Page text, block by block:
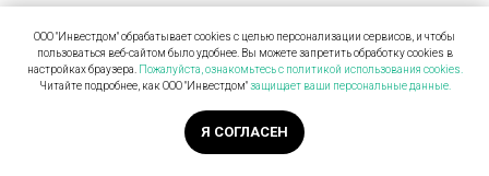
согласие на обработку персональных данных
ОТПРАВИТЬ
ООО "Инвестдом" обрабатывает cookies с целью персонализации сервисов, и чтобы
пользоваться веб-сайтом было удобнее. Вы можете запретить обработку сookies в
настройках браузера. Пожалуйста, ознакомьтесь с политикой использования cookies.
Читайте подробнее, как ООО "Инвестдом"защищает ваши персональные данные.
Я СОГЛАСЕН